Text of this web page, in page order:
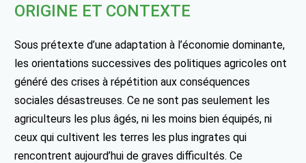
ORIGINE ET CONTEXTE
Sous prétexte d’une adaptation à l’économie dominante,
les orientations successives des politiques agricoles ont
généré des crises à répétition aux conséquences
sociales désastreuses. Ce ne sont pas seulement les
agriculteurs les plus âgés, ni les moins bien équipés, ni
ceux qui cultivent les terres les plus ingrates qui
rencontrent aujourd’hui de graves difficultés. Ce